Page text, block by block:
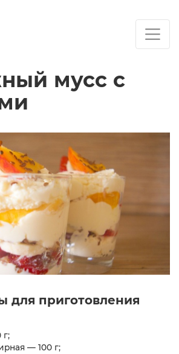
мусс с
для приготовления
г;
— 100 г;